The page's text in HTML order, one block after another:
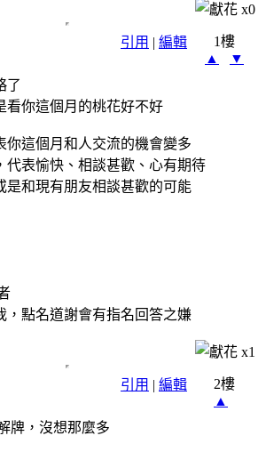
x0
引用 | 編輯
1樓
▲
▼
了
看你這個月的桃花好不好
你這個月和人交流的機會變多
代表愉快、相談甚歡、心有期待
是和現有朋友相談甚歡的可能
，點名道謝會有指名回答之嫌
x1
引用 | 編輯
2樓
▲
牌，沒想那麼多